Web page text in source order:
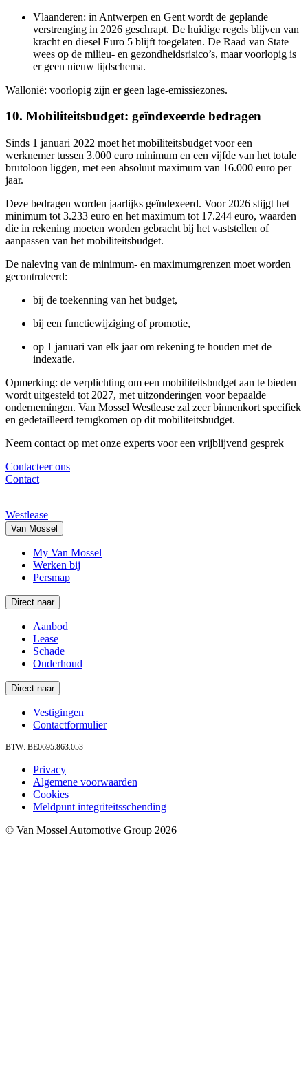
Vlaanderen: in Antwerpen en Gent wordt de geplande
verstrenging in 2026 geschrapt. De huidige regels blijven van
kracht en diesel Euro 5 blijft toegelaten. De Raad van State
wees op de milieu- en gezondheidsrisico’s, maar voorlopig is
er geen nieuw tijdschema.
Wallonië: voorlopig zijn er geen lage-emissiezones.
10. Mobiliteitsbudget: geïndexeerde bedragen
Sinds 1 januari 2022 moet het mobiliteitsbudget voor een
werknemer tussen 3.000 euro minimum en een vijfde van het totale
brutoloon liggen, met een absoluut maximum van 16.000 euro per
jaar.
Deze bedragen worden jaarlijks geïndexeerd. Voor 2026 stijgt het
minimum tot 3.233 euro en het maximum tot 17.244 euro, waarden
die in rekening moeten worden gebracht bij het vaststellen of
aanpassen van het mobiliteitsbudget.
De naleving van de minimum- en maximumgrenzen moet worden
gecontroleerd:
bij de toekenning van het budget,
bij een functiewijziging of promotie,
op 1 januari van elk jaar om rekening te houden met de
indexatie.
Opmerking: de verplichting om een mobiliteitsbudget aan te bieden
wordt uitgesteld tot 2027, met uitzonderingen voor bepaalde
ondernemingen. Van Mossel Westlease zal zeer binnenkort specifiek
en gedetailleerd terugkomen op dit mobiliteitsbudget.
Neem contact op met onze experts voor een vrijblijvend gesprek
Contacteer ons
Contact
Westlease
Van Mossel
My Van Mossel
Werken bij
Persmap
Direct naar
Aanbod
Lease
Schade
Onderhoud
Direct naar
Vestigingen
Contactformulier
BTW: BE0695.863.053
Privacy
Algemene voorwaarden
Cookies
Meldpunt integriteitsschending
© Van Mossel Automotive Group 2026